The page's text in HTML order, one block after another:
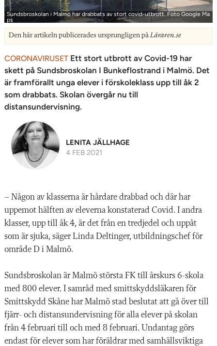
Sundsbroskolan i Malmö har drabbats av stort covid-utbrott. Foto Google Ma
ps
Den här artikeln publicerades ursprungligen påLäraren.se
CORONAVIRUSET Ett stort utbrott av Covid-19 har
skett på Sundsbroskolan I Bunkeflostrand i Malmö. Det
är framförallt unga elever i förskoleklass upp till åk 2
som drabbats. Skolan övergår nu till
distansundervisning.
LENITA JÄLLHAGE
4 FEB 2021
– Någon av klasserna är hårdare drabbad och där har
uppemot hälften av eleverna konstaterad Covid. I andra
klasser, upp till åk 4, är det från en tredjedel och uppåt
som är sjuka, säger Linda Deltinger, utbildningschef för
område D i Malmö.
Sundsbroskolan är Malmö största FK till årskurs 6-skola
med 800 elever. I samråd med smittskyddsläkaren för
Smittskydd Skåne har Malmö stad beslutat att gå över till
fjärr- och distansundervisning för alla elever på skolan
från 4 februari till och med 8 februari. Undantag görs
endast för elever som har föräldrar med samhällsviktiga